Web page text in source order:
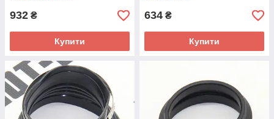
932 ₴
Купити
634 ₴
Купити